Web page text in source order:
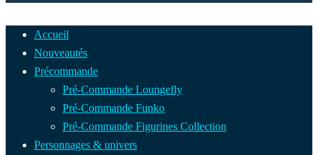
Accueil
Nouveautés
Précommande
Pré-Commande Loungefly
Pré-Commande Funko
Pré-Commande Figurines Collection
Personnages & univers